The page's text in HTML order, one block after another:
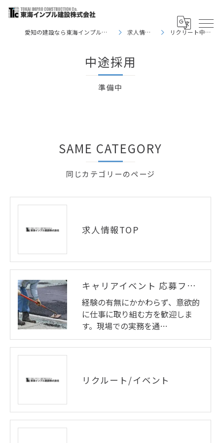
愛知の建設なら東海インプル建設株式会社 求人情報TOP リクリート中途採用
中途採用
準備中
同じカテゴリーのページ
SAME CATEGORY
求人情報TOP
キャリアイベント 応募フォーム
経験の有無にかかわらず、意欲的
に仕事に取り組む方を歓迎しま
す。現場での実務を通…
リクルート/イベント